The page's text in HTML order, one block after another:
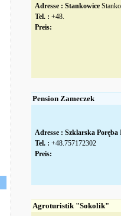
Adresse : Stankowice
Tel. : +48.
Preis:
Pension Zameczek
Adresse : Szklarska Poręba
Tel. : +48.757172302
Preis:
Agroturistik "Sokolik"